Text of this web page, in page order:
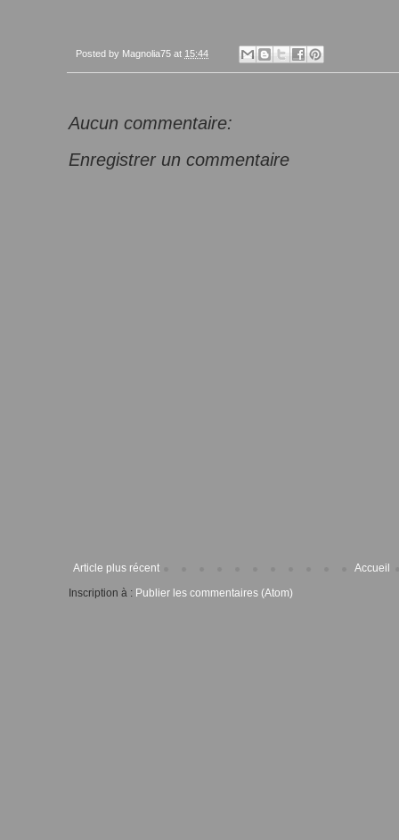
Posted by Magnolia75 at 15:44
Aucun commentaire:
Enregistrer un commentaire
Article plus récent
Accueil
Inscription à : Publier les commentaires (Atom)